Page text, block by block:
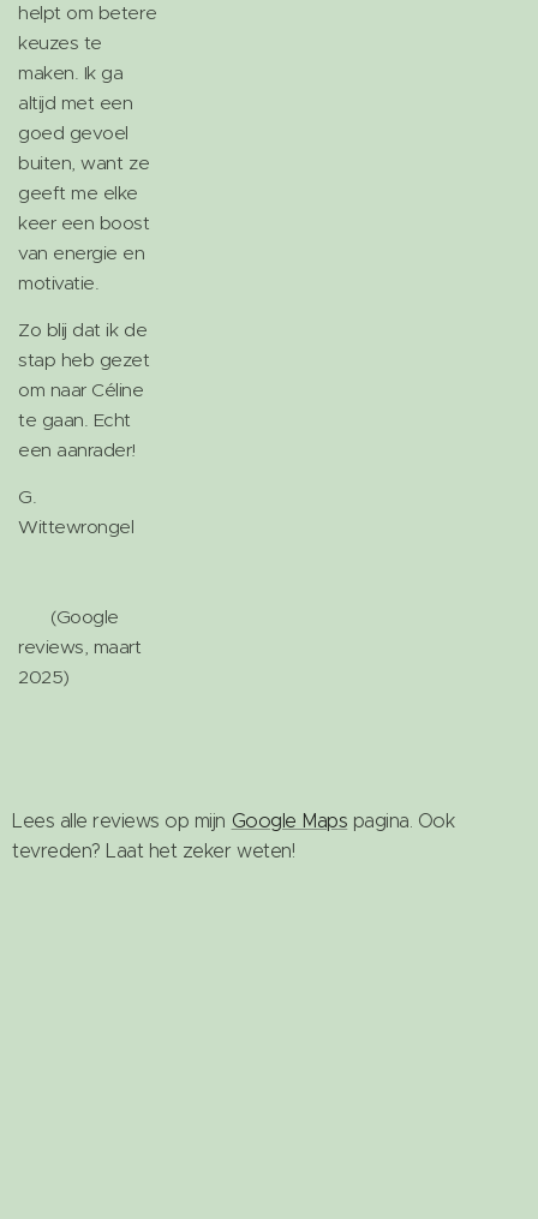
helpt om betere
keuzes te
maken. Ik ga
altijd met een
goed gevoel
buiten, want ze
geeft me elke
keer een boost
van energie en
motivatie.
Zo blij dat ik de
stap heb gezet
om naar Céline
te gaan. Echt
een aanrader!
G.
Wittewrongel
(Google
reviews, maart
2025)
Lees alle reviews op mijn Google Maps pagina. Ook
tevreden? Laat het zeker weten!